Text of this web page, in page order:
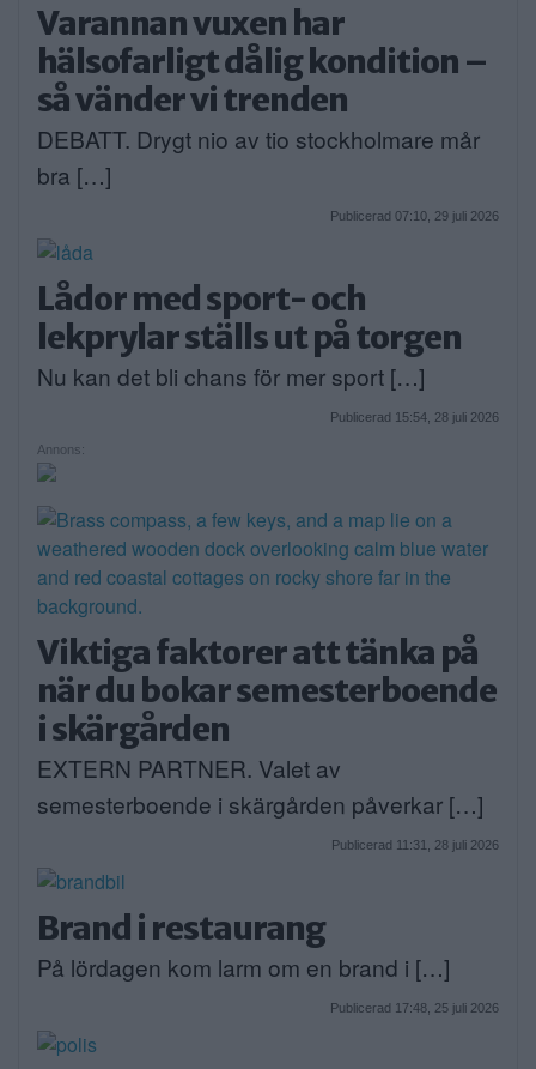
Varannan vuxen har
hälsofarligt dålig kondition –
så vänder vi trenden
DEBATT. Drygt nio av tio stockholmare mår
bra […]
Publicerad 07:10, 29 juli 2026
Lådor med sport- och
lekprylar ställs ut på torgen
Nu kan det bli chans för mer sport […]
Publicerad 15:54, 28 juli 2026
Annons:
Viktiga faktorer att tänka på
när du bokar semesterboende
i skärgården
EXTERN PARTNER. Valet av
semesterboende i skärgården påverkar […]
Publicerad 11:31, 28 juli 2026
Brand i restaurang
På lördagen kom larm om en brand i […]
Publicerad 17:48, 25 juli 2026